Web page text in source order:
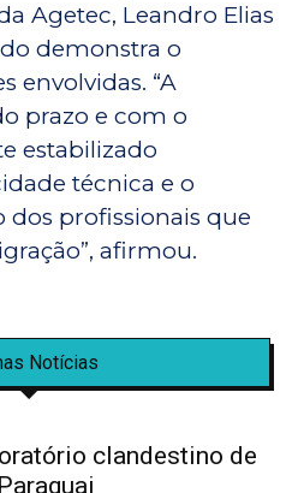
Agetec, Leandro Elias
demonstra o
envolvidas. “A
prazo e com o
estabilizado
técnica e o
profissionais que
afirmou.
Notícias
clandestino de